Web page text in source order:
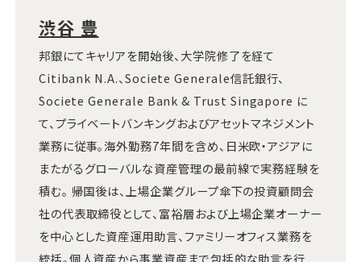
渋谷 豊
邦銀にてキャリアを開始後、大学院修了を経て
Citibank N.A.、Societe Generale信託銀行、
Societe Generale Bank & Trust Singapore に
て、プライベートバンキングおよびアセットマネジメント
業務に従事。海外勤務7年間を含め、日米欧・アジアに
またがるグローバルな資産管理の最前線で実務経験を
積む。 帰国後は、上場企業グループ傘下の投資顧問会
社の代表取締役として、富裕層および上場企業オーナー
を中心とした資産運用助言、ファミリーオフィス業務を
統括。個人資産から事業資産まで包括的な助言を行